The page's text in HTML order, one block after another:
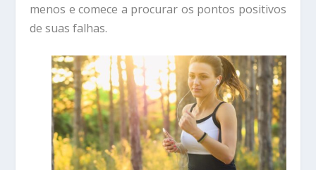
menos e comece a procurar os pontos positivos
de suas falhas.